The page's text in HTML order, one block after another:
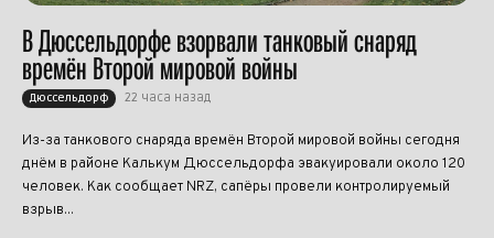
В Дюссельдорфе взорвали танковый снаряд
времён Второй мировой войны
Дюссельдорф 22 часа назад
Из-за танкового снаряда времён Второй мировой войны сегодня
днём в районе Калькум Дюссельдорфа эвакуировали около 120
человек. Как сообщает NRZ, сапёры провели контролируемый
взрыв...